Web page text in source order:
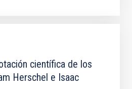
científica de los
Herschel e Isaac